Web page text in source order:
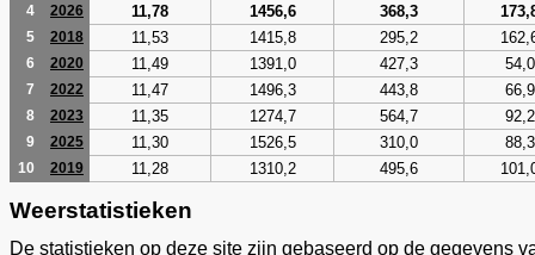
4 2026 11,78 1456,6 368,3
5 2018 11,53 1415,8 295,2
6 2020 11,49 1391,0 427,3 54,0
7 2022 11,47 1496,3 443,8 66,9
8 2023 11,35 1274,7 564,7 92,2
9 2025 11,30 1526,5 310,0 88,3
10 2019 11,28 1310,2 495,6
Weerstatistieken
De statistieken op deze site zijn gebaseerd op de gegevens